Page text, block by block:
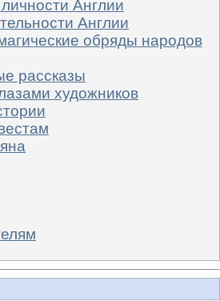
Англии
Англии
обряды народов
рассказы
художников